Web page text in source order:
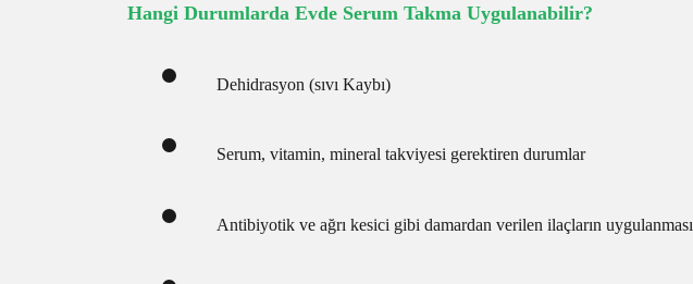
Hangi Durumlarda Evde Serum Takma Uygulanabilir?
Dehidrasyon (sıvı Kaybı)
Serum, vitamin, mineral takviyesi gerektiren durumlar
Antibiyotik ve ağrı kesici gibi damardan verilen ilaçların uygulanması